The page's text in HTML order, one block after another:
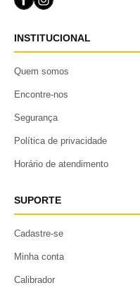
INSTITUCIONAL
Quem somos
Encontre-nos
Segurança
Política de privacidade
Horário de atendimento
SUPORTE
Cadastre-se
Minha conta
Calibrador